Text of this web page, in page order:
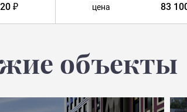
₽ цена 83
объекты